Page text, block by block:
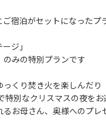
宿泊がセットになったプ
ジ」
みの特別プランです
くり焚き火を楽しんだり
特別なクリスマスの夜を
お母さん、奥様へのプレ